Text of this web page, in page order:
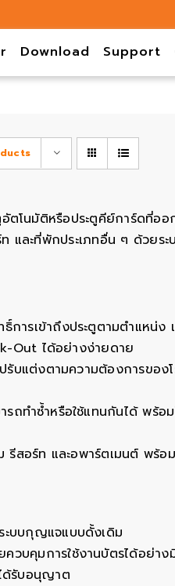
Download Support
ตโนมัติหรือประตูคีย์การ์ดที่อ
และที่พักประเภทอื่น ๆ ด้วย
ารเข้าถึงประตูตามตำแหน่ง
Out ได้อย่างง่ายดาย
ปรับแต่งตามความต้องการข
รถทำซ้ำหรือใช้แทนกันได้ พร้
รีสอร์ท และอพาร์ตเมนต์ พร้
บบกุญแจแบบดั้งเดิม
บคุมการใช้งานบัตรได้อย่าง
ด้รับอนุญาต